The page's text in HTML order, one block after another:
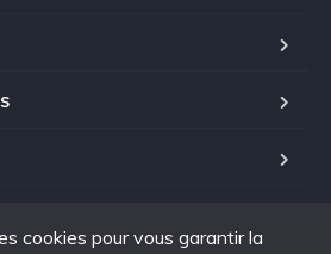
cookies pour vous garantir la